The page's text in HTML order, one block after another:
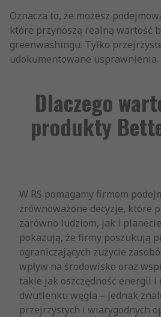
Oznacza to, że możesz
które przynoszą realną wartość
greenwashingu. Tylko
udokumentowane usprawnienia.
Dlaczego
produkty
W RS pomagamy firmom
zrównoważone decyzje, które
zarówno ludziom, jak i
pokazują, że firmy poszukują
ograniczających zużycie
wpływ na środowisko oraz
takie jak oszczędność energii i
dwutlenku węgla – jednak
przejrzystych i wiarygodnych